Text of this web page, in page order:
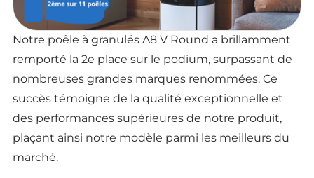
Notre poêle à granulés A8 V Round a brillamment
remporté la 2e place sur le podium, surpassant de
nombreuses grandes marques renommées. Ce
succès témoigne de la qualité exceptionnelle et
des performances supérieures de notre produit,
plaçant ainsi notre modèle parmi les meilleurs du
marché.